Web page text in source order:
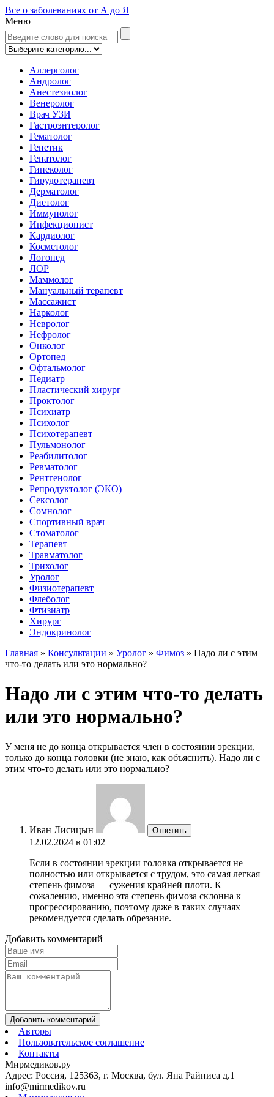
Все о заболеваниях от А до Я
Меню
Аллерголог
Андролог
Анестезиолог
Венеролог
Врач УЗИ
Гастроэнтеролог
Гематолог
Генетик
Гепатолог
Гинеколог
Гирудотерапевт
Дерматолог
Диетолог
Иммунолог
Инфекционист
Кардиолог
Косметолог
Логопед
ЛОР
Маммолог
Мануальный терапевт
Массажист
Нарколог
Невролог
Нефролог
Онколог
Ортопед
Офтальмолог
Педиатр
Пластический хирург
Проктолог
Психиатр
Психолог
Психотерапевт
Пульмонолог
Реабилитолог
Ревматолог
Рентгенолог
Репродуктолог (ЭКО)
Сексолог
Сомнолог
Спортивный врач
Стоматолог
Терапевт
Травматолог
Трихолог
Уролог
Физиотерапевт
Флеболог
Фтизиатр
Хирург
Эндокринолог
Главная » Консультации » Уролог » Фимоз » Надо ли с этим
что-то делать или это нормально?
Надо ли с этим что-то делать
или это нормально?
У меня не до конца открывается член в состоянии эрекции,
только до конца головки (не знаю, как объяснить). Надо ли с
этим что-то делать или это нормально?
Иван Лисицын Ответить
12.02.2024 в 01:02
Если в состоянии эрекции головка открывается не
полностью или открывается с трудом, это самая легкая
степень фимоза — сужения крайней плоти. К
сожалению, именно эта степень фимоза склонна к
прогрессированию, поэтому даже в таких случаях
рекомендуется сделать обрезание.
Добавить комментарий
Добавить комментарий
Авторы
Пользовательское соглашение
Контакты
Мирмедиков.ру
Адрес: Россия, 125363, г. Москва, бул. Яна Райниса д.1
info@mirmedikov.ru